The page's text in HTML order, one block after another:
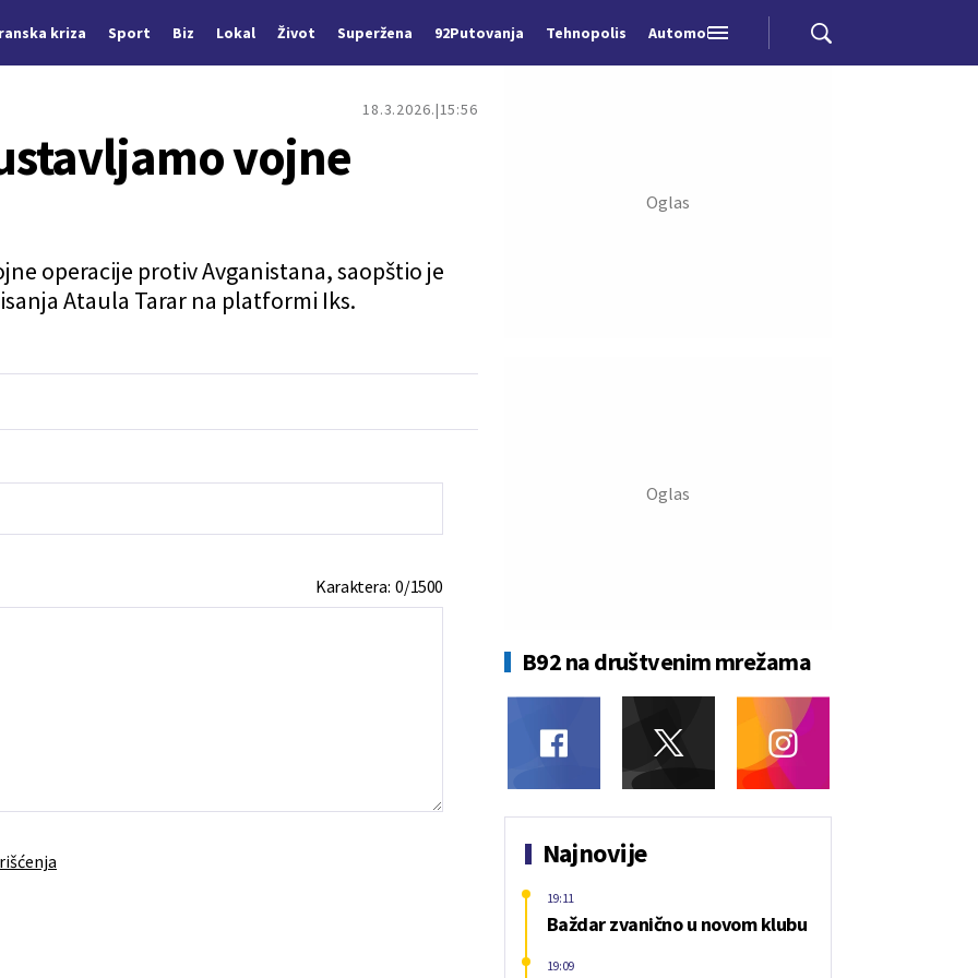
kriza Sport Biz Lokal Život Superžena 92Putovanja Tehnopolis Automobili
18.3.2026. 15:56
vojne
operacije protiv Avganistana, saopštio je
Ataula Tarar na platformi Iks.
Karaktera:0/1500
B92 na društvenim mrežama
Najnovije
Baždar zvanično u novom klubu
19:11
19:09